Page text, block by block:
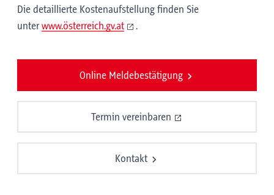
Die detaillierte Kostenaufstellung finden Sie
unterwww.österreich.gv.at .
Online Meldebestätigung
Termin vereinbaren
Kontakt